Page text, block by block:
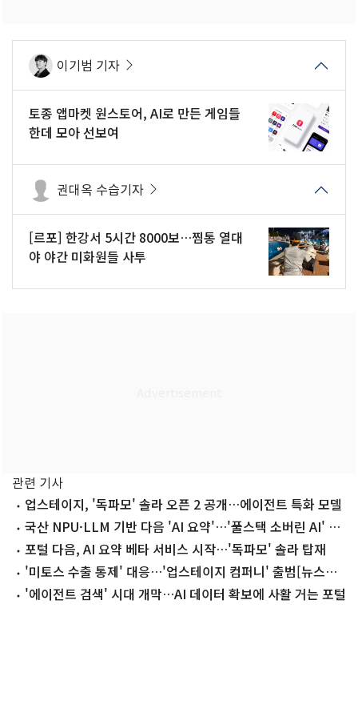
이기범 기자
토종 앱마켓 원스토어, AI로 만든 게임들
한데 모아 선보여
권대옥 수습기자
[르포] 한강서 5시간 8000보…찜통 열대
야 야간 미화원들 사투
관련 기사
업스테이지, '독파모' 솔라 오픈 2 공개…에이전트 특화 모델
국산 NPU·LLM 기반 다음 'AI 요약'…'풀스택 소버린 AI' 상
용화포털 다음, AI 요약 베타 서비스 시작…'독파모' 솔라 탑재
'미토스 수출 통제' 대응…'업스테이지 컴퍼니' 출범[뉴스잇
(IT)쥬]
'에이전트 검색' 시대 개막…AI 데이터 확보에 사활 거는 포털